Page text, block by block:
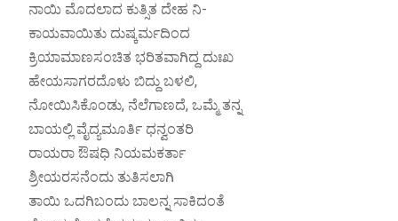
ನಾಯಿ ಮೊದಲಾದ ಕುತ್ಸಿತ ದೇಹ ನಿ-
ಕಾಯವಾಯಿತು ದುಷ್ಕರ್ಮದಿಂದ
ಕ್ರಿಯಾಮಾಣಸಂಚಿತ ಭರಿತವಾಗಿದ್ದ ದುಃಖ
ಹೇಯಸಾಗರದೊಳು ಬಿದ್ದು ಬಳಲಿ,
ನೋಯಿಸಿಕೊಂಡು, ನೆಲೆಗಾಣದೆ, ಒಮ್ಮೆ ತನ್ನ
ಬಾಯಲ್ಲಿ ವೈದ್ಯಮೂರ್ತಿ ಧನ್ವಂತರಿ
ರಾಯರಾ ಔಷಧಿ ನಿಯಮಕರ್ತಾ
ಶ್ರೀಯರಸನೆಂದು ತುತಿಸಲಾಗಿ
ತಾಯಿ ಒದಗಿಬಂದು ಬಾಲನ್ನ ಸಾಕಿದಂತೆ